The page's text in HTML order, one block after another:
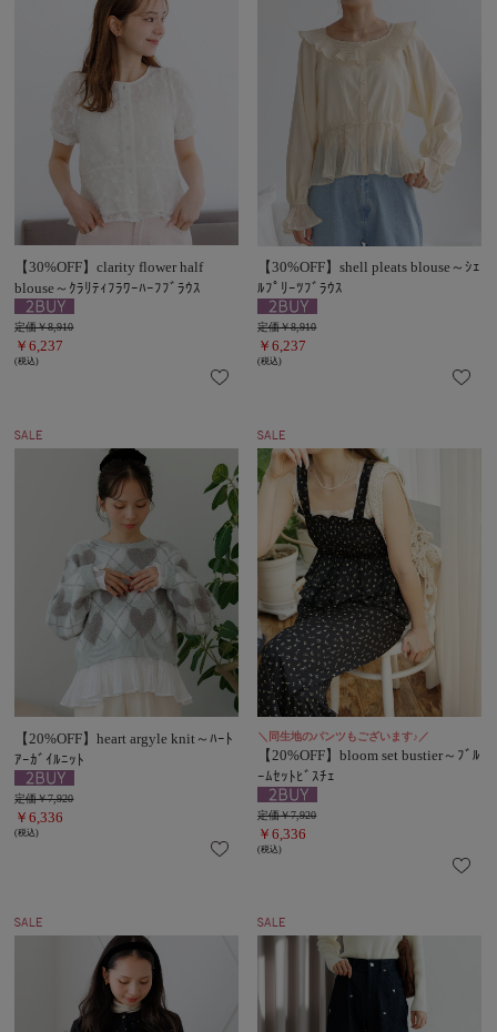
【30%OFF】clarity flower half
blouse～ｸﾗﾘﾃｨﾌﾗﾜｰﾊｰﾌﾌﾞﾗｳｽ
定価￥8,910
￥6,237
(税込)
【30%OFF】shell pleats blouse～ｼｪ
ﾙﾌﾟﾘｰﾂﾌﾞﾗｳｽ
定価￥8,910
￥6,237
(税込)
【20%OFF】heart argyle knit～ﾊｰﾄ
ｱｰｶﾞｲﾙﾆｯﾄ
定価￥7,920
￥6,336
(税込)
＼同生地のパンツもございます♪／
【20%OFF】bloom set bustier～ﾌﾞﾙ
ｰﾑｾｯﾄﾋﾞｽﾁｪ
定価￥7,920
￥6,336
(税込)